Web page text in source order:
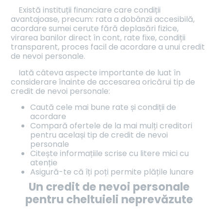
Există instituții financiare care condiții
avantajoase, precum: rata a dobânzii accesibilă,
acordare sumei cerute fără deplasări fizice,
virarea banilor direct în cont, rate fixe, condiții
transparent, proces facil de acordare a unui credit
de nevoi personale.
Iată câteva aspecte importante de luat în
considerare înainte de accesarea oricărui tip de
credit de nevoi personale:
Caută cele mai bune rate și condiții de
acordare
Compară ofertele de la mai mulți creditori
pentru același tip de credit de nevoi
personale
Citește informațiile scrise cu litere mici cu
atenție
Asigură-te că îți poți permite plățile lunare
Un credit de nevoi personale
pentru cheltuieli neprevăzute